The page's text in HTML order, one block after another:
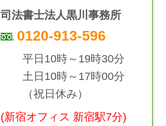
司法書士法人黒川事務所
0120-913-596
平日10時～19時30分
土日10時～17時00分
（祝日休み）
(新宿オフィス 新宿駅7分)